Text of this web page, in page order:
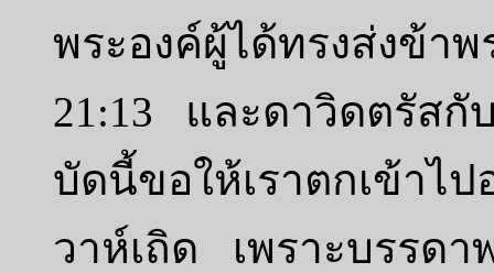
พระองค์ผู้ได้ทรงส่งข้าพ
21:13 และดาวิดตรัสกั
บัดนี้ขอให้เราตกเข้าไ
วาห์เถิด เพราะบรรดา